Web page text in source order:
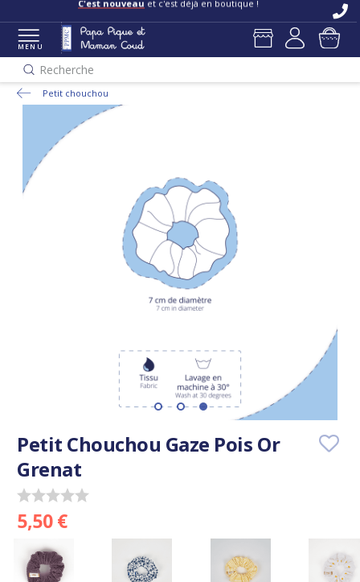
C'est nouveau et c'est déjà en boutique !
MENU
Recherche
Petit chouchou
Petit Chouchou Gaze Pois Or
Grenat
5,50 €